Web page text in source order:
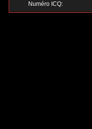
Numéro ICQ: